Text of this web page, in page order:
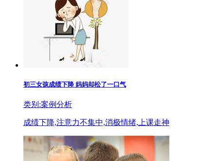
初三女孩成绩下降 妈妈却松了一口气
类别:案例分析
成绩下降,注意力不集中,消极情绪,上课走神